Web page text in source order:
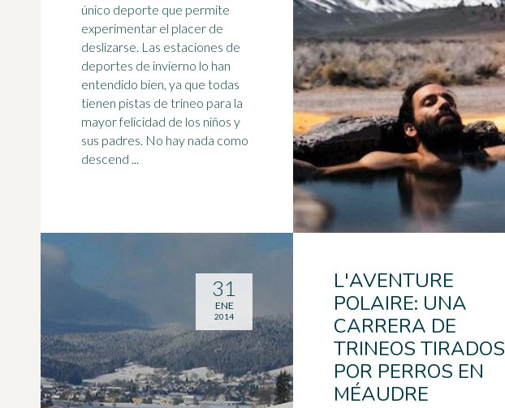
único deporte que permite
experimentar el placer de
deslizarse. Las estaciones de
deportes de invierno lo han
entendido bien, ya que todas
tienen pistas de trineo para la
mayor felicidad de los niños y
sus padres. No hay nada como
descend ...
L'AVENTURE
POLAIRE: UNA
CARRERA DE
TRINEOS TIRADOS
POR PERROS EN
MÉAUDRE
31
ENE
2014